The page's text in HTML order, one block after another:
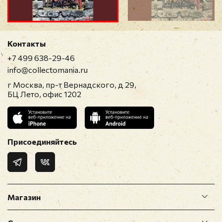
Прикрепить фото
Оставить отзыв
Перед публикацией отзывы проходят
Магазин
Контакты
+7 499 638-29-46
info@collectomania.ru
г Москва, пр-т Вернадского, д 29,
БЦ Лето, офис 1202
Присоединяйтесь